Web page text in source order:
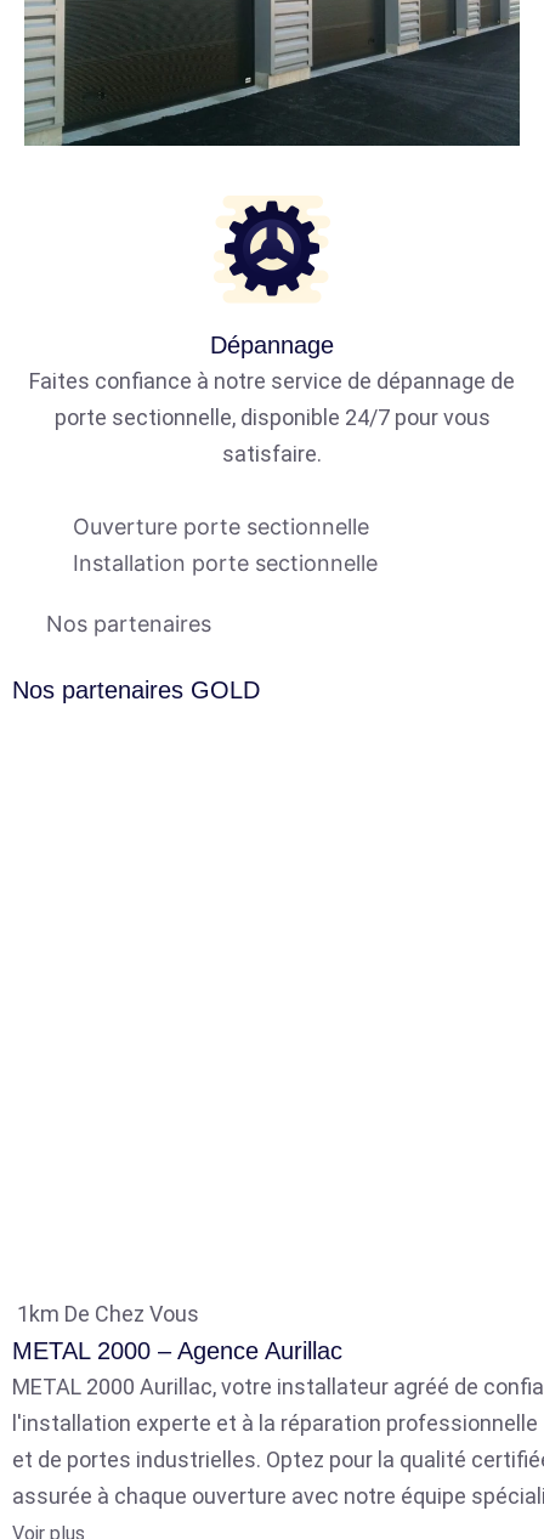
Dépannage
Faites confiance à notre service de dépannage de
porte sectionnelle, disponible 24/7 pour vous
satisfaire.
Ouverture porte sectionnelle
Installation porte sectionnelle
Nos partenaires
Nos partenaires GOLD
1km De Chez Vous
METAL 2000 – Agence Aurillac
METAL 2000 Aurillac, votre installateur agréé de
l'installation experte et à la réparation
et de portes industrielles. Optez pour la qualité
assurée à chaque ouverture avec notre équipe
Voir plus